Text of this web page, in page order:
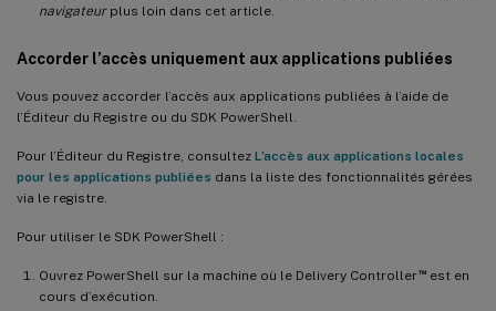
navigateurplus loin dans cet article.
Accorder l’accès uniquement aux applications publiées
Vous pouvez accorder l’accès aux applications publiées à l’aide de
l’Éditeur du Registre ou du SDK PowerShell.
Pour l’Éditeur du Registre, consultez L’accès aux applications locales
pour les applications publiées dans la liste des fonctionnalités gérées
via le registre.
Pour utiliser le SDK PowerShell :
Ouvrez PowerShell sur la machine où le Delivery Controller™est en
cours d’exécution.